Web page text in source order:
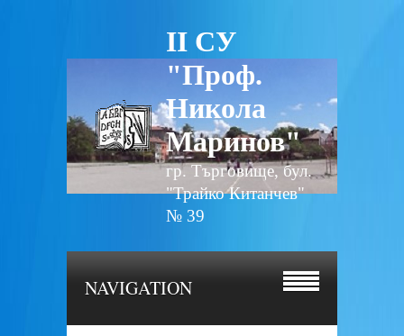
II СУ
"Проф.
Никола
Маринов"
гр. Търговище, бул.
"Трайко Китанчев"
№ 39
NAVIGATION